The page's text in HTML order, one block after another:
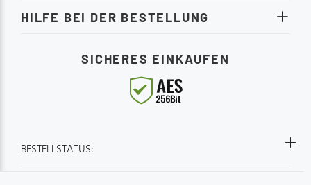
BESTELLSTATUS:
HILFE BEI DER BESTELLUNG
SICHERES EINKAUFEN